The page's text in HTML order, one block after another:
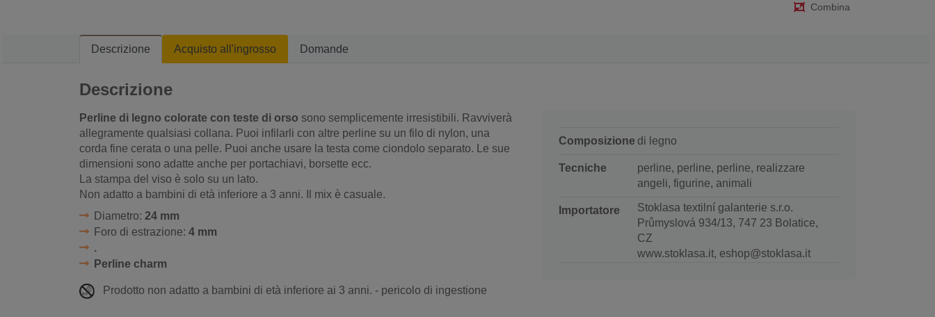
Combina
Descrizione Acquisto all'ingrosso Domande
Descrizione
Perline di legno colorate con teste di orso sono semplicemente irresistibili. Ravviverà
allegramente qualsiasi collana. Puoi infilarli con altre perline su un filo di nylon, una
corda fine cerata o una pelle. Puoi anche usare la testa come ciondolo separato. Le sue
dimensioni sono adatte anche per portachiavi, borsette ecc.
La stampa del viso è solo su un lato.
Non adatto a bambini di età inferiore a 3 anni. Il mix è casuale.
Diametro: 24 mm
Foro di estrazione: 4 mm
.
Perline charm
Prodotto non adatto a bambini di età inferiore ai 3 anni. - pericolo di ingestione
Composizione di legno
Tecniche
perline, perline, perline, realizzare
angeli, figurine, animali
Importatore
Stoklasa textilní galanterie s.r.o.
Průmyslová 934/13, 747 23 Bolatice,
CZ
www.stoklasa.it, eshop@stoklasa.it